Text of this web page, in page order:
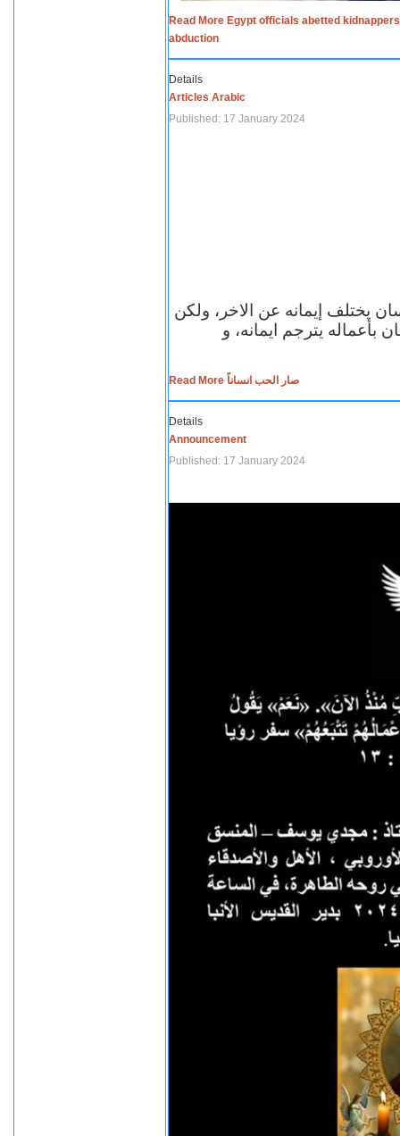
Read More Egypt officials abetted
abduction
Details
Articles Arabic
Published: 17 January 2024
يختلف إيمانه عن الاخر، ولكن
بأعماله يترجم ايمانه، و
Read More صار الحب انساناً
Details
Announcement
Published: 17 January 2024